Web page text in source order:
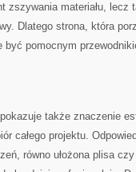
zszywania materiału, lecz
Dlatego strona, która
być pomocnym
także znaczenie
całego projektu.
równo ułożona plisa